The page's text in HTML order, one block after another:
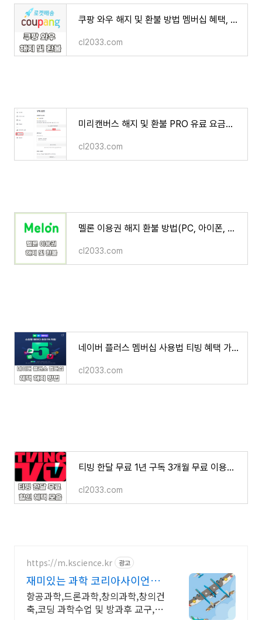
쿠팡 와우 해지 및 환불 방법 멤버십 혜택, 월회비, 규정 2분 만에 알아보기
cl2033.com
미리캔버스 해지 및 환불 PRO 유료 요금을 지불한 14,900원을 환불 받는 방법
cl2033.com
멜론 이용권 해지 환불 방법(PC, 아이폰, 안드로이드)
cl2033.com
네이버 플러스 멤버십 사용법 티빙 혜택 가격 해지 환불 방법 후기
cl2033.com
티빙 한달 무료 1년 구독 3개월 무료 이용권 할인 혜택 방법
cl2033.com
https://m.kscience.kr 광고
재미있는 과학 코리아사이언스
KC인증 조립드론
항공과학,드론과학,창의과학,창의건
축,코딩 과학수업 및 방과후 교구,교